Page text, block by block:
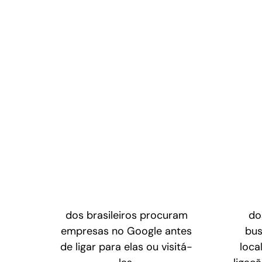
dos brasileiros procuram
empresas no Google antes
de ligar para elas ou visitá-